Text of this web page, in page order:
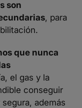
son
, para
que nunca
el gas y la
conseguir
además